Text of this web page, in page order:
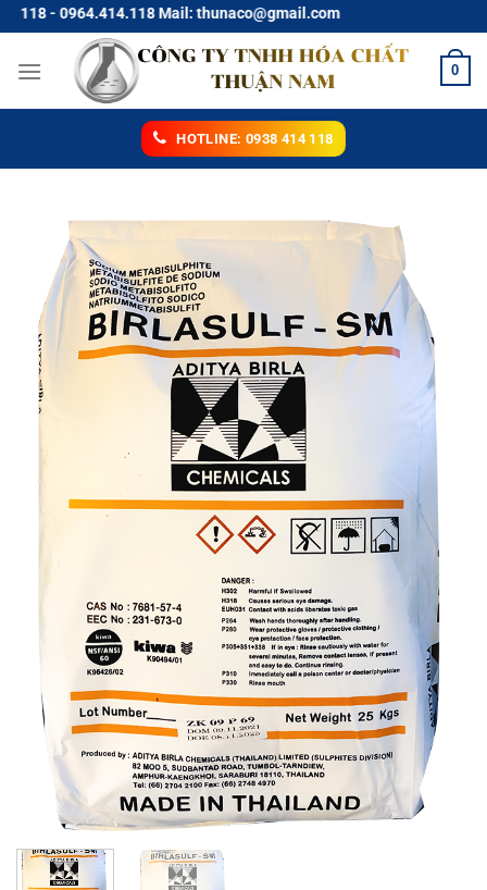
Chuyển
đến
nội
Mail: thunaco@gmail.com
0
HOTLINE: 0938 414 118